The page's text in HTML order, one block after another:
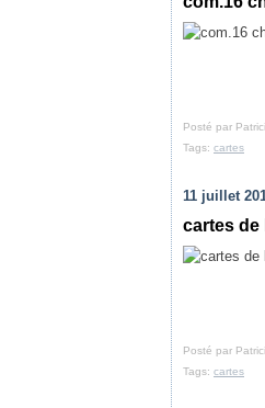
Posté par
Tags: cartes
11 juillet
cartes de
Posté par
Tags: cartes